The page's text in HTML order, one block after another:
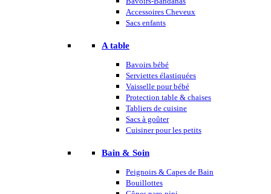
Accessoires Cheveux
Sacs enfants
A table
Bavoirs bébé
Serviettes élastiquées
Vaisselle pour bébé
Protection table & chaises
Tabliers de cuisine
Sacs à goûter
Cuisiner pour les petits
Bain & Soin
Peignoirs & Capes de Bain
Bouillottes